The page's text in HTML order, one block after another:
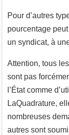
Pour d’autres
pourcentage
un syndicat, à
Attention, tous
sont pas
l’État comme
LaQuadrature,
nombreuses
autres sont